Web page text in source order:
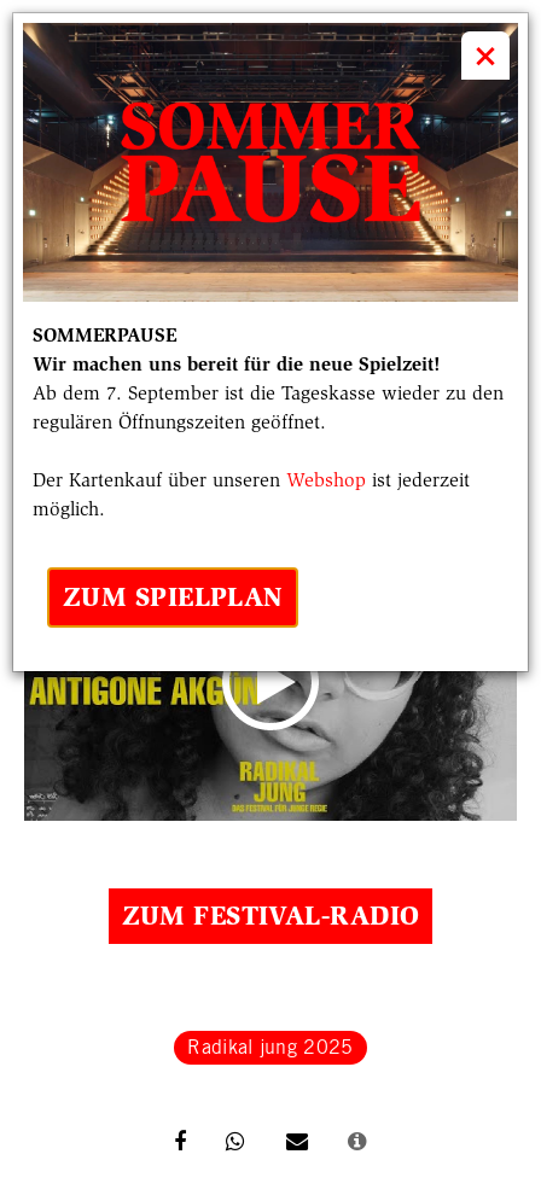
×
SOMMERPAUSE
Wir machen uns bereit für die neue Spielzeit!
Ab dem 7. September ist die Tageskasse wieder zu den
regulären Öffnungszeiten geöffnet.
Der Kartenkauf über unseren Webshop ist jederzeit
möglich.
ZUM SPIELPLAN
 volkstheater
"MAN IST RADIKAL JUNG, WENN MAN
SICH ENTSCHEIDET, ES ZU SEIN."
10 Fragen an ... Antigone Akgün - Hörbar
Radikal im Gespräch mit der Regisseurin
von "Unser Deutschlandmärchen"
(Theater Aachen)
29.04.2025
Radikal jung 2025
ZUM FESTIVAL-RADIO
Radikal jung 2025